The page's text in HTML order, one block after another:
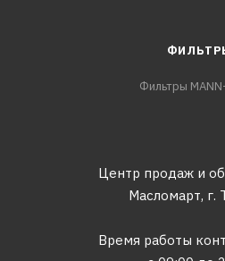
Фильтры
Центр продаж и
Масломарт, г.
Время работы